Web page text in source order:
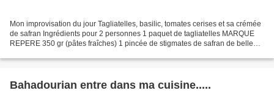
Mon improvisation du jour Tagliatelles, basilic, tomates cerises et sa crémée
de safran Ingrédients pour 2 personnes 1 paquet de tagliatelles MARQUE
REPERE 350 gr (pâtes fraîches) 1 pincée de stigmates de safran de belle
Bahadourian entre dans ma cuisine.....